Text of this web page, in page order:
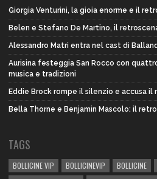
Giorgia Venturini, la gioia enorme e il
Belen e Stefano De Martino, il
Alessandro Matri entra nel cast di
Aurisina festeggia San Rocco con
musica e tradizioni
Eddie Brock rompe il silenzio e accusa il
Bella Thorne e Benjamin Mascolo: il
TAGS
BOLLICINE VIP BOLLICINEVIP BOLLICINE